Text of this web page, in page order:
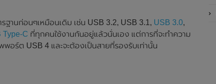
านก่อนๆเหมือนเดิม เช่น USB 3.2, USB 3.1, USB 3.0,
Type-C ที่ทุกคนใช้งานกันอยู่แล้วนั่นเอง แต่การที่จะทำความ
อร์ต USB 4 และจะต้องเป็นสายที่รองรับเท่านั้น